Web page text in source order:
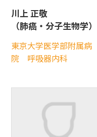
川上 正敬
（肺癌・分子生物学）
東京大学医学部附属病
院 呼吸器内科